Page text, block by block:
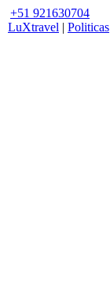
+51 921630704
LuXtravel | Politicas